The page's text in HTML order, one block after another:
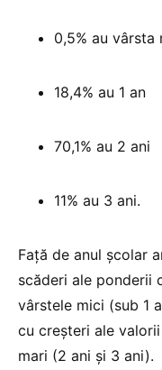
0,5% au vârsta
18,4% au 1 an
70,1% au 2 ani
11% au 3 ani.
Față de anul școlar
scăderi ale ponderii
vârstele mici (sub 1
cu creșteri ale
mari (2 ani și 3 ani).